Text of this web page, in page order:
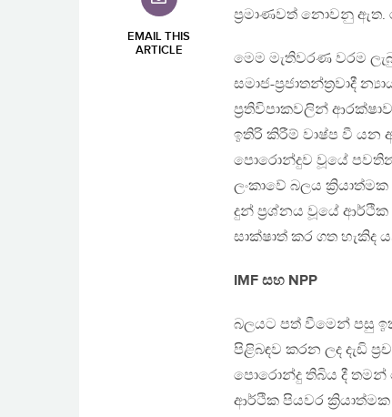
EMAIL THIS
ARTICLE
ප්‍රමාණවත් නොවනු ඇත.
මෙම මැතිවරණ වරම
සමාජ-ප්‍රජාතන්ත්‍රවාදී
ප්‍රතිවිපාකවලින්
ඉතිරි කිරීම් වාෂ්ප වී යන
පොරොන්දුව වූයේ
ලංකාවේ බලය
දුන් ප්‍රශ්නය වූයේ ආර්ථික
සාක්ෂාත් කර ගත හැකිද
IMF සහ NPP
බලයට පත් වීමෙන් පසු
පිළිබඳව කරන ලද දැඩි
පොරොන්දු තිබිය දී තමන්
ආර්ථික පියවර